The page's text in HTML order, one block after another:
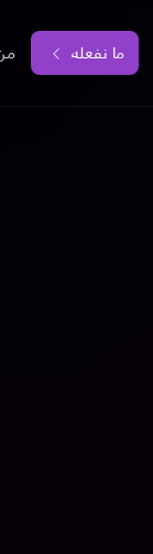
ما نفعله